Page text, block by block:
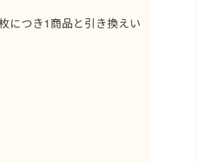
につき1商品と引き換えい